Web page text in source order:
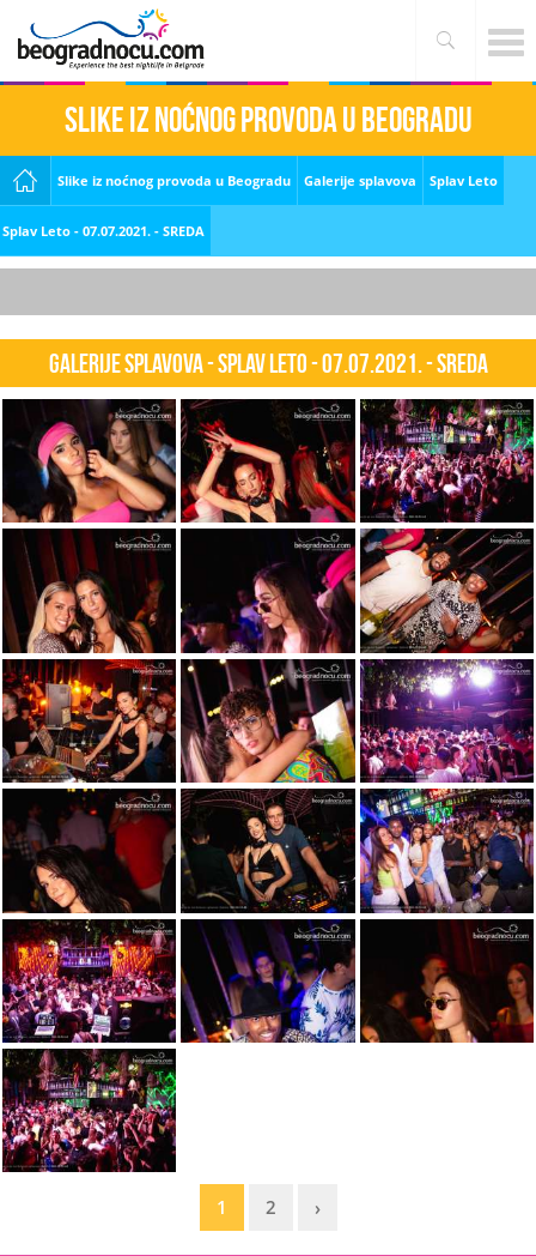
Slike iz noćnog provoda u Beogradu
Slike iz noćnog provoda u Beogradu Galerije splavova Splav Leto
Splav Leto - 07.07.2021. - SREDA
Galerije splavova - Splav Leto - 07.07.2021. - SREDA
1 2 ›